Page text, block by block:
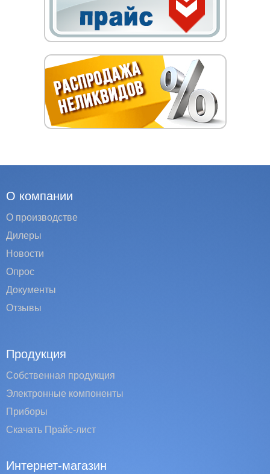
О компании
О производстве
Дилеры
Новости
Опрос
Документы
Отзывы
Продукция
Собственная продукция
Электронные компоненты
Приборы
Скачать Прайс-лист
Интернет-магазин